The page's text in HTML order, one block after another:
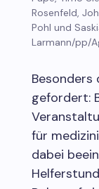
Rosenfeld,
Pohl und
Larmann/pp/
gefordert:
für
dabei